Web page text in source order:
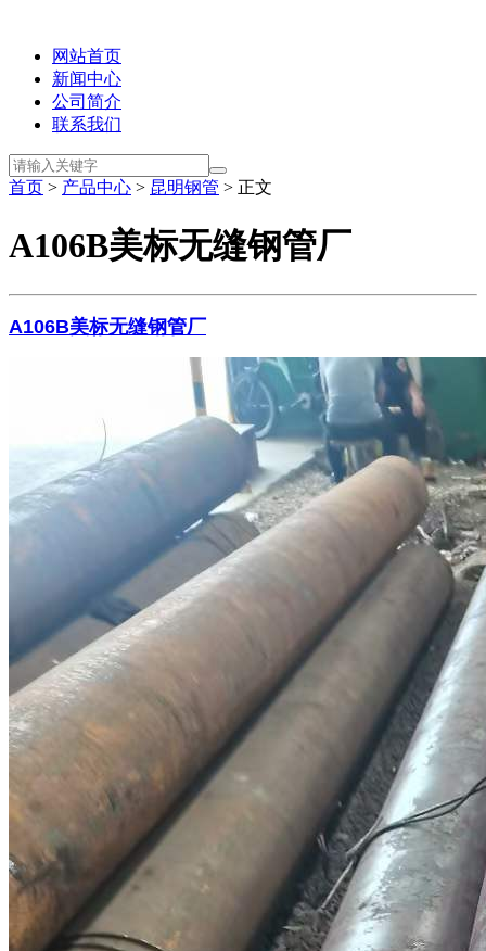
网站首页
新闻中心
公司简介
联系我们
首页 > 产品中心 > 昆明钢管 > 正文
A106B美标无缝钢管厂
A106B美标无缝钢管厂